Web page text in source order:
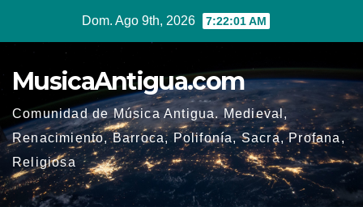
Dom. Ago 9th, 2026 7:22:02 AM
MusicaAntigua.com
Comunidad de Música Antigua. Medieval,
Renacimiento, Barroca, Polifonía, Sacra, Profana,
Religiosa